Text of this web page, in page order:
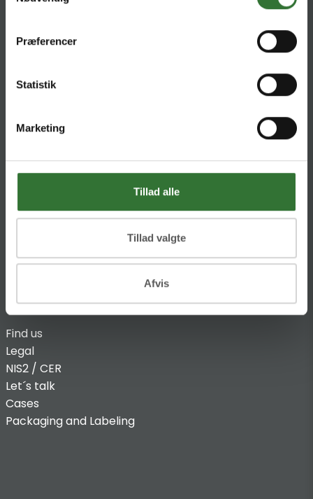
Præferencer
Statistik
Marketing
Tillad alle
Tillad valgte
Afvis
HQ:Hans Følsgaard A/S
DK-8680 RY
T:+45 4320 8600
denmark@folsgaard.com
INFO
Find us
Legal
NIS2 / CER
Let´s talk
Cases
Packaging and Labeling